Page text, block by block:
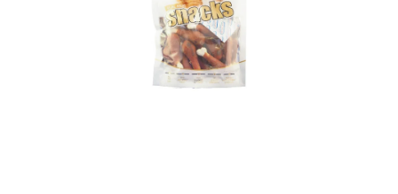
KRÁLÍCI/HLODAVCI/PTÁCI